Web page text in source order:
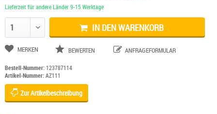
Lieferzeit für andere Länder 9-15 Werktage
IN DEN WARENKORB
MERKEN BEWERTEN ANFRAGEFORMULAR
Bestell-Nummer:123787114
Artikel-Nummer:AZ111
Zur Artikelbeschreibung